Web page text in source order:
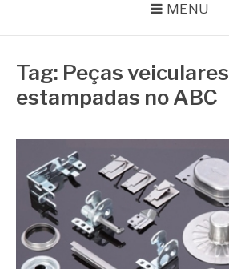
MENU
Tag: Peças veiculares
estampadas no ABC